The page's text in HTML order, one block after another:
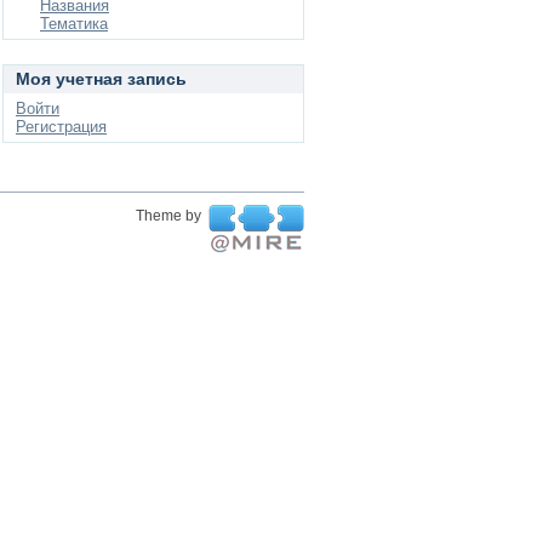
Названия
Тематика
Моя учетная запись
Войти
Регистрация
Theme by